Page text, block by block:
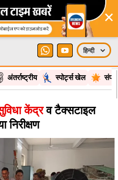
×
अंतर्राष्ट्रीय स्पोर्ट्स खेल
केंद्रव टैक्सटाइल
निरीक्षण